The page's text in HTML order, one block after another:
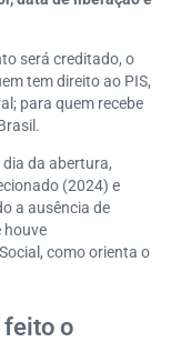
será creditado, o
tem direito ao PIS,
para quem recebe
da abertura,
(2024) e
a ausência de
houve
como orienta o
feito o